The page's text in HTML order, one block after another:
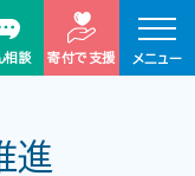
相談 寄付で支援 メニュー
進